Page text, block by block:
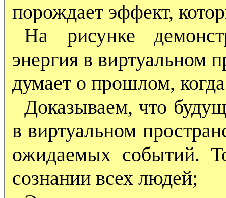
порождает эффект,
На рисунке
энергия в виртуальном
думает о прошлом,
Доказываем, что
в виртуальном
ожидаемых событий.
сознании всех людей;